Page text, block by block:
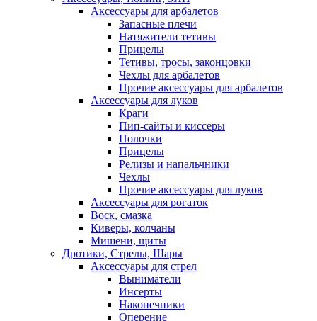
Аксессуары для арбалетов
Запасные плечи
Натяжители тетивы
Прицелы
Тетивы, тросы, законцовки
Чехлы для арбалетов
Прочие аксессуары для арбалетов
Аксессуары для луков
Краги
Пип-сайты и киссеры
Полочки
Прицелы
Релизы и напальчники
Чехлы
Прочие аксессуары для луков
Аксессуары для рогаток
Воск, смазка
Киверы, колчаны
Мишени, щиты
Дротики, Стрелы, Шары
Аксессуары для стрел
Выниматели
Инсерты
Наконечники
Оперение